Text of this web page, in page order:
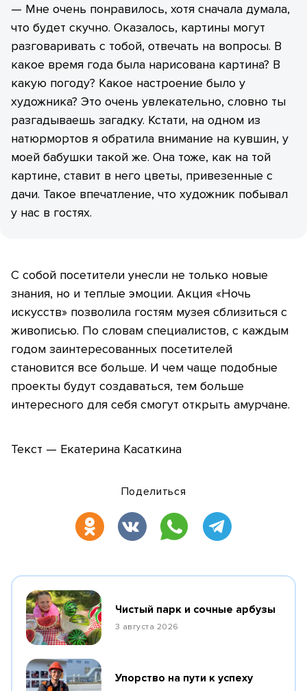
— Мне очень понравилось, хотя сначала думала,
что будет скучно. Оказалось, картины могут
разговаривать с тобой, отвечать на вопросы. В
какое время года была нарисована картина? В
какую погоду? Какое настроение было у
художника? Это очень увлекательно, словно ты
разгадываешь загадку. Кстати, на одном из
натюрмортов я обратила внимание на кувшин, у
моей бабушки такой же. Она тоже, как на той
картине, ставит в него цветы, привезенные с
дачи. Такое впечатление, что художник побывал
у нас в гостях.
С собой посетители унесли не только новые
знания, но и теплые эмоции. Акция «Ночь
искусств» позволила гостям музея сблизиться с
живописью. По словам специалистов, с каждым
годом заинтересованных посетителей
становится все больше. И чем чаще подобные
проекты будут создаваться, тем больше
интересного для себя смогут открыть амурчане.
Текст — Екатерина Касаткина
Поделиться
Чистый парк и сочные арбузы
3 августа 2026
Упорство на пути к успеху